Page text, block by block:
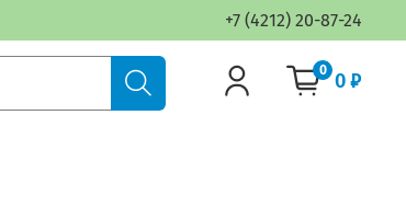
+7 (4212) 20-87-24
0 0 ₽